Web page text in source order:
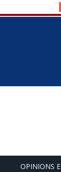
OPINIONS